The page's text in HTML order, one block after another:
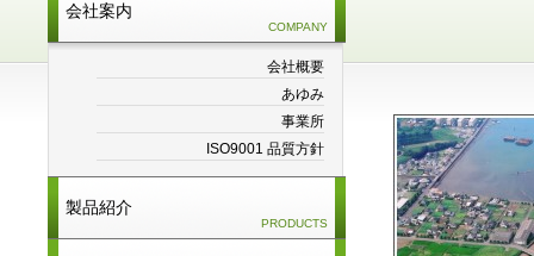
会社案内
COMPANY
会社概要
あゆみ
事業所
ISO9001 品質方針
製品紹介
PRODUCTS